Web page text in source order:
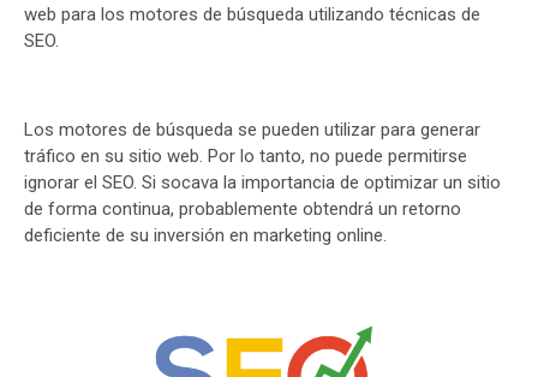
web para los motores de búsqueda utilizando técnicas de
SEO.
Los motores de búsqueda se pueden utilizar para generar
tráfico en su sitio web. Por lo tanto, no puede permitirse
ignorar el SEO. Si socava la importancia de optimizar un sitio
de forma continua, probablemente obtendrá un retorno
deficiente de su inversión en marketing online.